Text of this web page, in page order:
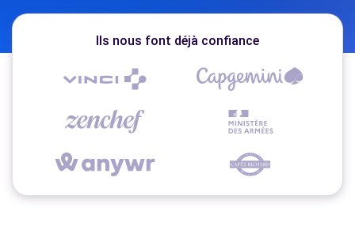
Ils nous font déjà confiance